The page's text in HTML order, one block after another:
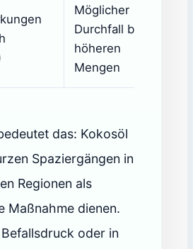
Möglicher
Durchfall bei
höheren
Mengen
das: Kokosöl
Spaziergängen in
Regionen als
Maßnahme dienen.
oder in